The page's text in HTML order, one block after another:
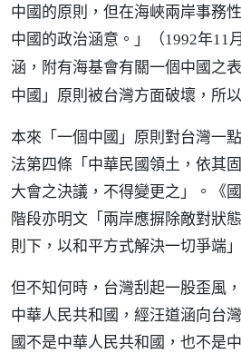
中國的原則，但在海峽兩岸事務
中國的政治涵意。」（1992年11
涵，附有海基會有關一個中國之表
中國」原則被台灣方面破壞，所
本來「一個中國」原則對台灣一
法第四條「中華民國領土，依其
大會之決議，不得變更之」。《
階段亦明文「兩岸應摒除敵對狀
則下，以和平方式解決一切爭端」
但不知何時，台灣刮起一股歪風
中華人民共和國，經汪道涵向台
國不是中華人民共和國，也不是